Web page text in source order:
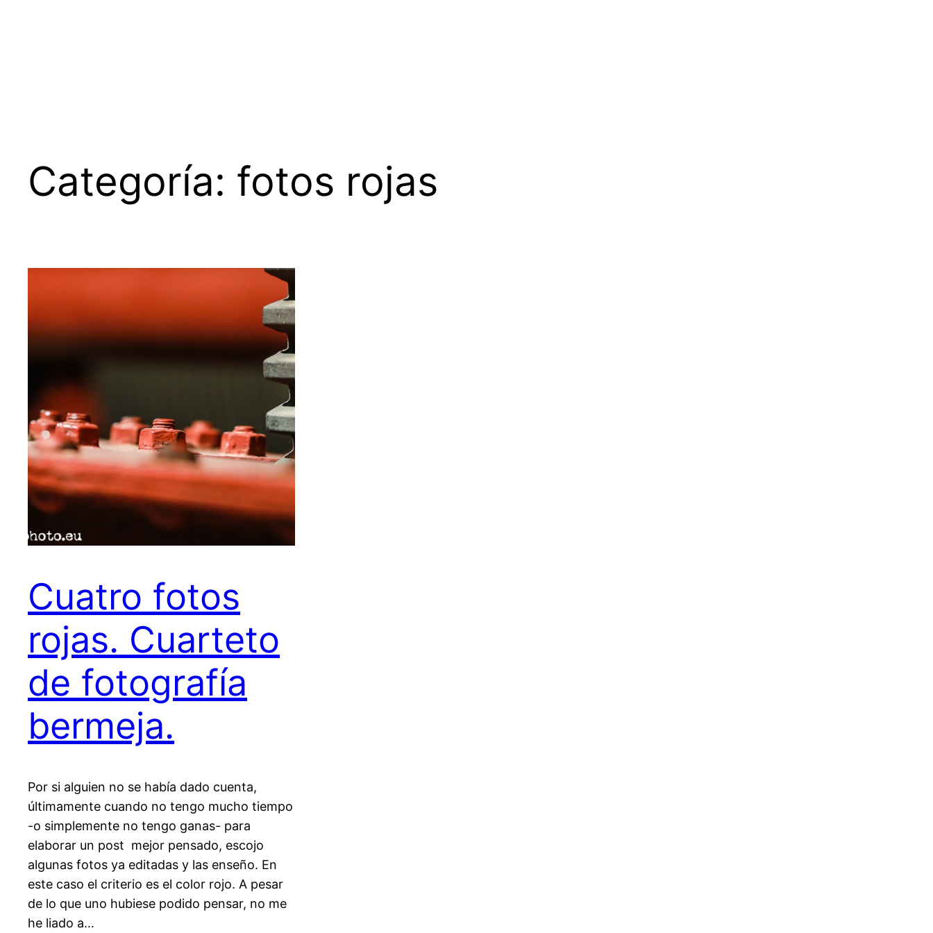
Categoría: fotos rojas
Cuatro fotos
rojas. Cuarteto
de fotografía
bermeja.
Por si alguien no se había dado cuenta,
últimamente cuando no tengo mucho tiempo
-o simplemente no tengo ganas- para
elaborar un post mejor pensado, escojo
algunas fotos ya editadas y las enseño. En
este caso el criterio es el color rojo. A pesar
de lo que uno hubiese podido pensar, no me
he liado a…